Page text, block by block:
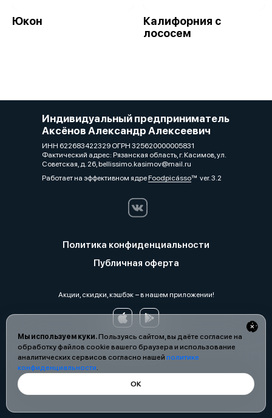
Мы используем куки.Пользуясь сайтом, вы даёте согласие на
обработку файлов cookie вашего браузера и использование
аналитических сервисов согласно нашей политике
конфиденциальности.
ОК
Юкон
Калифорния с
лососем
Индивидуальный предприниматель
Аксёнов Александр Алексеевич
ИНН 622683422329 ОГРН 325620000005831
Фактический адрес: Рязанская область, г. Касимов, ул.
Советская, д. 26, bellissimo.kasimov@mail.ru
Работает на эффективном ядреFoodpicássover. 3.2
Политика конфиденциальности
Публичная оферта
Акции, скидки, кэшбэк − в нашем приложении!